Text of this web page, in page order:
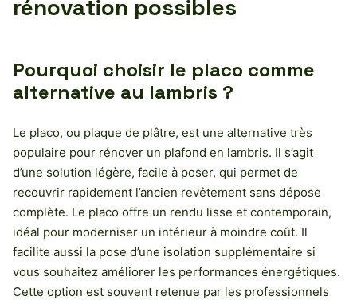
rénovation possibles
Pourquoi choisir le placo comme
alternative au lambris ?
Le placo, ou plaque de plâtre, est une alternative très
populaire pour rénover un plafond en lambris. Il s’agit
d’une solution légère, facile à poser, qui permet de
recouvrir rapidement l’ancien revêtement sans dépose
complète. Le placo offre un rendu lisse et contemporain,
idéal pour moderniser un intérieur à moindre coût. Il
facilite aussi la pose d’une isolation supplémentaire si
vous souhaitez améliorer les performances énergétiques.
Cette option est souvent retenue par les professionnels